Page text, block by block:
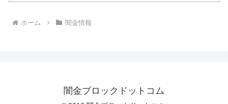
ホーム 闇金情報
闇金ブロックドットコム